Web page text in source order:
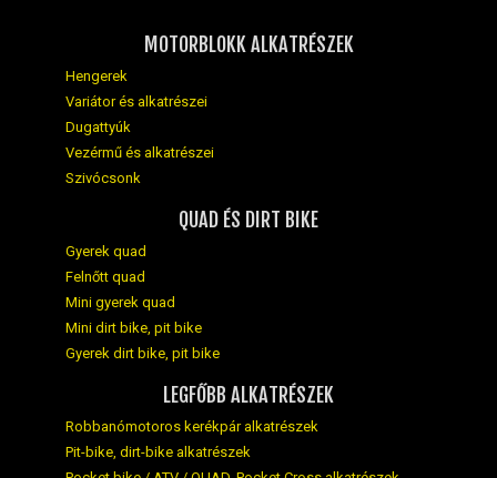
MOTORBLOKK ALKATRÉSZEK
Hengerek
Variátor és alkatrészei
Dugattyúk
Vezérmű és alkatrészei
Szivócsonk
QUAD ÉS DIRT BIKE
Gyerek quad
Felnőtt quad
Mini gyerek quad
Mini dirt bike, pit bike
Gyerek dirt bike, pit bike
LEGFŐBB ALKATRÉSZEK
Robbanómotoros kerékpár alkatrészek
Pit-bike, dirt-bike alkatrészek